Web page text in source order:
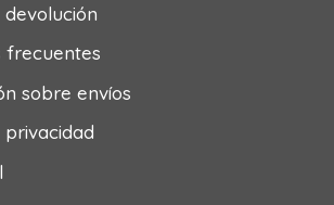
devolución
frecuentes
sobre envíos
privacidad